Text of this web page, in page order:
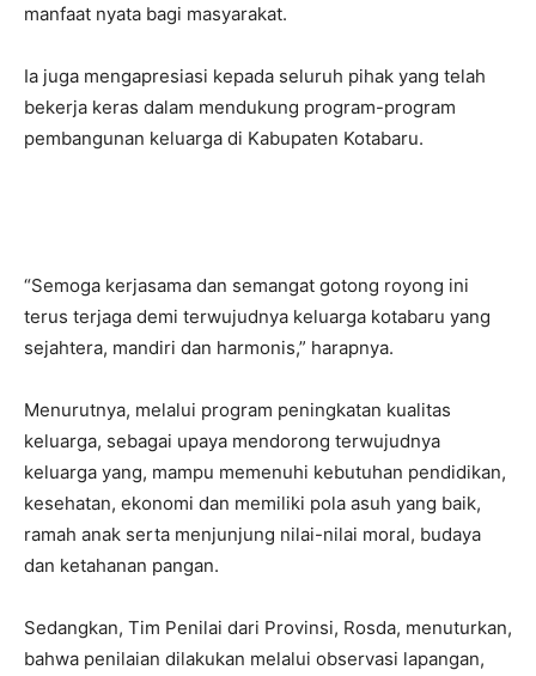
manfaat nyata bagi masyarakat.
Ia juga mengapresiasi kepada seluruh pihak yang telah
bekerja keras dalam mendukung program-program
pembangunan keluarga di Kabupaten Kotabaru.
“Semoga kerjasama dan semangat gotong royong ini
terus terjaga demi terwujudnya keluarga kotabaru yang
sejahtera, mandiri dan harmonis,” harapnya.
Menurutnya, melalui program peningkatan kualitas
keluarga, sebagai upaya mendorong terwujudnya
keluarga yang, mampu memenuhi kebutuhan pendidikan,
kesehatan, ekonomi dan memiliki pola asuh yang baik,
ramah anak serta menjunjung nilai-nilai moral, budaya
dan ketahanan pangan.
Sedangkan, Tim Penilai dari Provinsi, Rosda, menuturkan,
bahwa penilaian dilakukan melalui observasi lapangan,